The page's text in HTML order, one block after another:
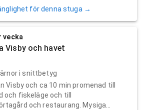
för denna stuga →
vecka
Visby och havet
i snittbetyg
Visby och ca 10 min promenad till
och fiskeläge och till
och restaurang. Mysiga...